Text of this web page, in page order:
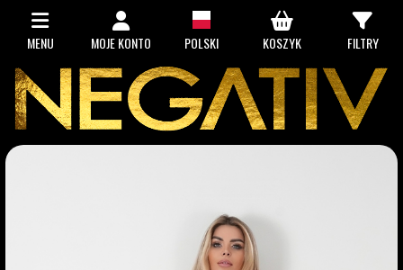
MENU MOJE KONTO POLSKI KOSZYK FILTRY